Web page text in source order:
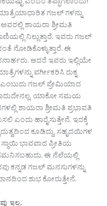
ಎಂದರೆ ತಪ್ಪಾಗಲಾರದು!
ಗಜಲ್ ಗಳನ್ನು
ಅವರಲ್ಲಿ ಶಾಯರಾ ಶ್ರೀಮತಿ
ನಿಲ್ಲುತ್ತಾರೆ. ಇವರು ಗಜಲ್
ನೋಡಿಕೊಳ್ಳುತ್ತಾರೆ. ಈ
ಆದರೆ ಇವರು ಇಲ್ಲಿಯೇ
ವರ್ಗೀಕರಿಸಿ ರುಕ್ನ
ಎಂಬುದು ಗಜಲ್ ಪ್ರೇಮಿಯಾದ
ಯಾಕೋ ಸಮಯ
ಶಾಯರಾ ಶ್ರೀಮತಿ ಪ್ರಭಾವತಿ
ಹಾರೈಸುತ್ತೇನೆ. ಇದಕ್ಕೆ
ಕೂಡಿದ್ದು, ಸಹೃದಯಿಗಳ
ಭಾವವಾದ ಪ್ರೀತಿಯ
ಗಮನಿಸಬಹುದು. ಈ ನೆಲೆಯಲ್ಲಿ
ಕನ್ನಡ ಗಜಲ್ ಮನಸುಗಳನ್ನು
ಶುಭ ಕೋರುತ್ತೇನೆ.‌